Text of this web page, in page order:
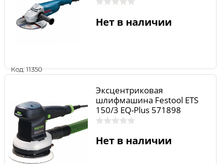
Код: 11350
Нет в наличии
Эксцентриковая
шлифмашина Festool ETS
150/3 EQ-Plus 571898
Нет в наличии